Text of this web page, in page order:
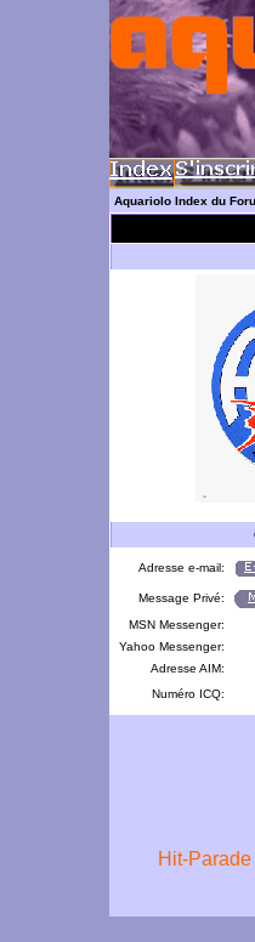
Aquariolo Index du
Adresse e-mail:
Message Privé:
MSN Messenger:
Yahoo Messenger:
Adresse AIM:
Numéro ICQ: